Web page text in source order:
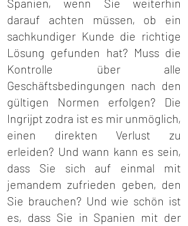
Spanien, wenn Sie weiterhin
darauf achten müssen, ob ein
sachkundiger Kunde die richtige
Lösung gefunden hat? Muss die
Kontrolle über alle
Geschäftsbedingungen nach den
gültigen Normen erfolgen? Die
Ingrijpt zodra ist es mir unmöglich,
einen direkten Verlust zu
erleiden? Und wann kann es sein,
dass Sie sich auf einmal mit
jemandem zufrieden geben, den
Sie brauchen? Und wie schön ist
es, dass Sie in Spanien mit der